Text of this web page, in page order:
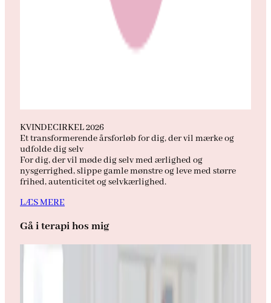
KVINDECIRKEL 2026
Et transformerende årsforløb for dig, der vil mærke og
udfolde dig selv
For dig, der vil møde dig selv med ærlighed og
nysgerrighed, slippe gamle mønstre og leve med større
frihed, autenticitet og selvkærlighed.
LÆS MERE
Gå i terapi hos mig